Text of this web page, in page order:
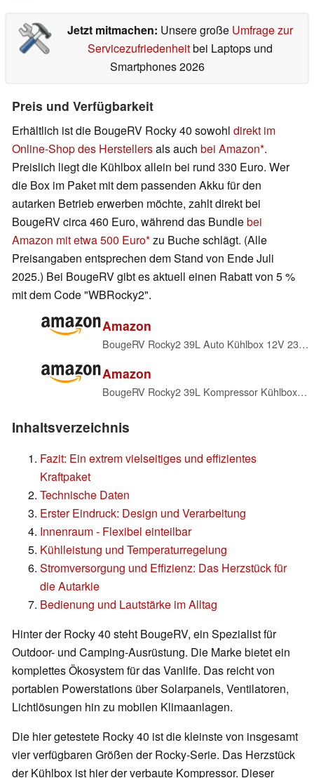
Jetzt mitmachen: Unsere große Umfrage zur
Servicezufriedenheitbei Laptops und
Smartphones 2026
Preis und Verfügbarkeit
Erhältlich ist die BougeRV Rocky 40 sowohl direkt im
Online-Shop des Herstellersals auch bei Amazon .
Preislich liegt die Kühlbox allein bei rund 330 Euro. Wer
die Box im Paket mit dem passenden Akku für den
autarken Betrieb erwerben möchte, zahlt direkt bei
BougeRV circa 460 Euro, während das Bundlebei
Amazon mit etwa 500 Euro zu Buche schlägt. (Alle
Preisangaben entsprechen dem Stand von Ende Juli
2025.) Bei BougeRV gibt es aktuell einen Rabatt von 5 %
mit dem Code "WBRocky2".
Amazon
BougeRV Rocky2 39L Auto Kühlbox 12V 230V mit 5,7cc Kompressor Kühlbox Dual Zone mit Gefrierfach APP-Steuerung Abnehmbare Trennwand, Auto Kühlschrank 12/24V Camping Reisen Boot Angeln Kühlt bis -20 °C
Amazon
BougeRV Rocky2 39L Kompressor Kühlbox Auto mit 173Wh Akku Kühlbox 12V 230V Aufladbar Solaraufladung Dual Zone Kühlschrank 12/24V Camping 5,7cc Kompressor Reisen Angeln -20 °C~20 °C
Inhaltsverzeichnis
Fazit: Ein extrem vielseitiges und effizientes
Kraftpaket
Technische Daten
Erster Eindruck: Design und Verarbeitung
Innenraum - Flexibel einteilbar
Kühlleistung und Temperaturregelung
Stromversorgung und Effizienz: Das Herzstück für
die Autarkie
Bedienung und Lautstärke im Alltag
Hinter der Rocky 40 steht BougeRV, ein Spezialist für
Outdoor- und Camping-Ausrüstung. Die Marke bietet ein
komplettes Ökosystem für das Vanlife. Das reicht von
portablen Powerstations über Solarpanels, Ventilatoren,
Lichtlösungen hin zu mobilen Klimaanlagen.
Die hier getestete Rocky 40 ist die kleinste von insgesamt
vier verfügbaren Größen der Rocky-Serie. Das Herzstück
der Kühlbox ist hier der verbaute Kompressor. Dieser